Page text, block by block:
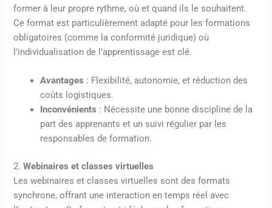
former à leur propre rythme, où et quand ils le souhaitent.
Ce format est particulièrement adapté pour les formations
obligatoires (comme la conformité juridique) où
l’individualisation de l’apprentissage est clé.
Avantages : Flexibilité, autonomie, et réduction des
coûts logistiques.
Inconvénients : Nécessite une bonne discipline de la
part des apprenants et un suivi régulier par les
responsables de formation.
2.Webinaires et classes virtuelles
Les webinaires et classes virtuelles sont des formats
synchrone, offrant une interaction en temps réel avec